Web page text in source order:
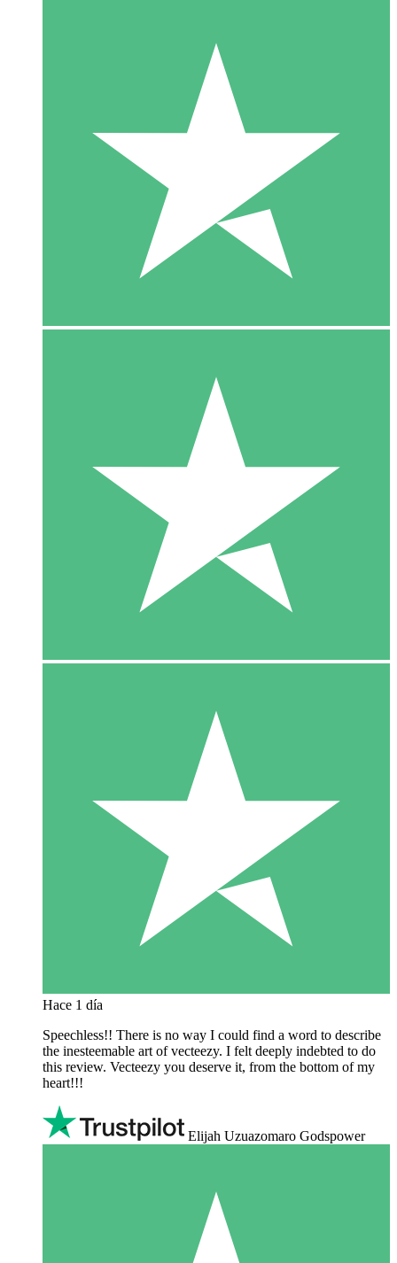
Hace 1 día
Speechless!! There is no way I could find a word to describe
the inesteemable art of vecteezy. I felt deeply indebted to do
this review. Vecteezy you deserve it, from the bottom of my
heart!!!
Elijah Uzuazomaro Godspower